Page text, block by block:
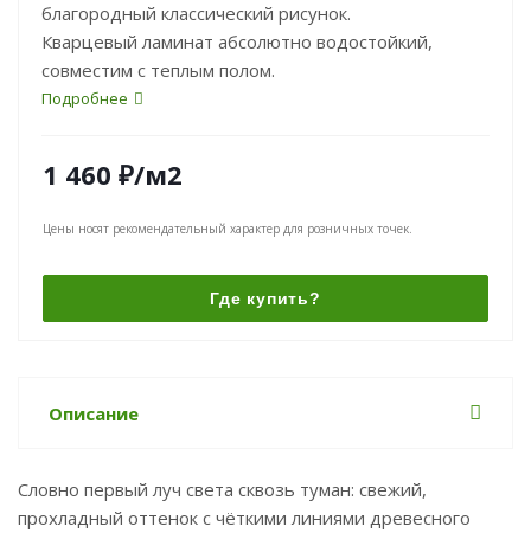
благородный классический рисунок.
Кварцевый ламинат абсолютно водостойкий,
совместим с теплым полом.
Подробнее
1 460 ₽/м2
Цены носят рекомендательный характер для розничных точек.
Где купить?
Описание
Словно первый луч света сквозь туман: свежий,
прохладный оттенок с чёткими линиями древесного